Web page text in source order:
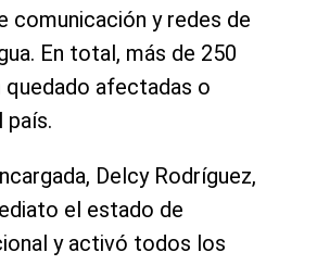
comunicación y redes de
En total, más de 250
quedado afectadas o
país.
Delcy Rodríguez,
el estado de
y activó todos los